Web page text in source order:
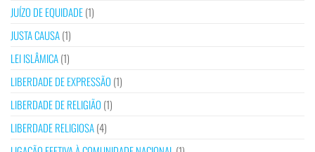
JUÍZO DE EQUIDADE(1)
JUSTA CAUSA(1)
LEI ISLÂMICA(1)
LIBERDADE DE EXPRESSÃO (1)
LIBERDADE DE RELIGIÃO (1)
LIBERDADE RELIGIOSA(4)